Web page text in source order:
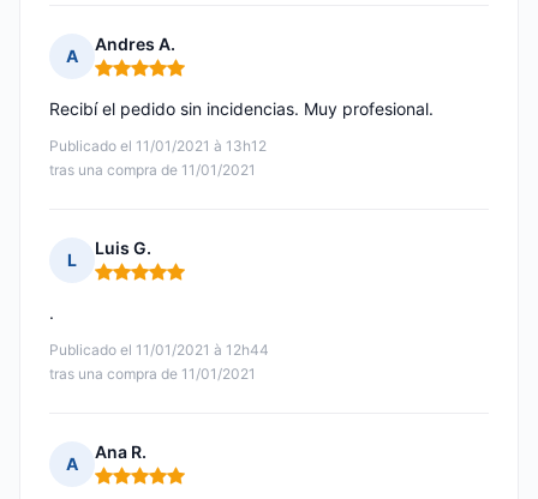
A
Andres A.
Nota: 5 de 5
Publicado el 11/01/2021 à 13h12
tras una compra de 11/01/2021
Recibí el pedido sin incidencias. Muy profesional.
L
Luis G.
Nota: 5 de 5
Publicado el 11/01/2021 à 12h44
tras una compra de 11/01/2021
.
A
Ana R.
Nota: 5 de 5